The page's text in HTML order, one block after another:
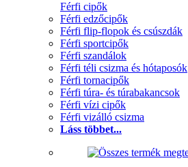
Férfi cipők
Férfi edzőcipők
Férfi flip-flopok és csúszdák
Férfi sportcipők
Férfi szandálok
Férfi téli csizma és hótaposók
Férfi tornacipők
Férfi túra- és túrabakancsok
Férfi vízi cipők
Férfi vizálló csizma
Láss többet...